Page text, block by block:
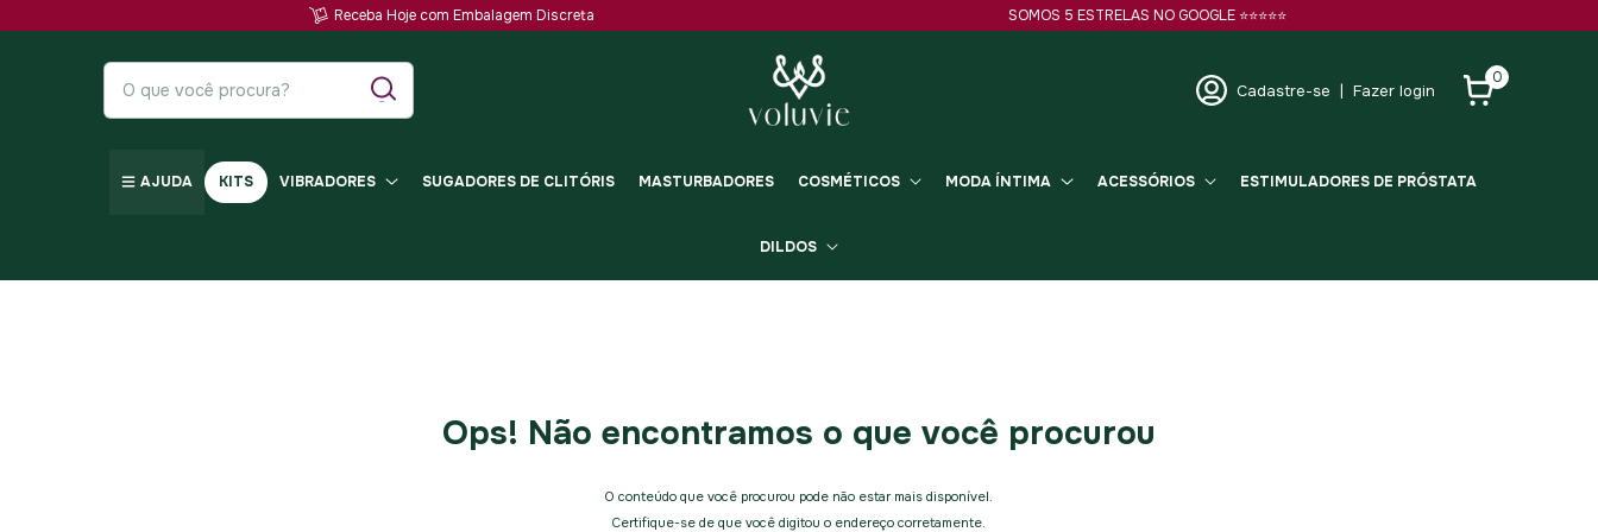
Receba Hoje com Embalagem Discreta SOMOS 5 ESTRELAS NO GOOGLE ⭐️⭐️⭐️⭐️⭐️
Cadastre-se | Fazer login
0
AJUDA KITS VIBRADORES SUGADORES DE CLITÓRIS MASTURBADORES COSMÉTICOS MODA ÍNTIMA ACESSÓRIOS ESTIMULADORES DE PRÓSTATA
DILDOS
Ops! Não encontramos o que você procurou
O conteúdo que você procurou pode não estar mais disponível.
Certifique-se de que você digitou o endereço corretamente.